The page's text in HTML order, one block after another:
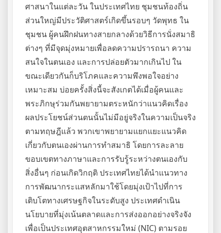
ศาสนาในแต่ละวัน ในประเทศไทย ชุมชนท้องถิ่น
ส่วนใหญ่มีประวัติศาสตร์เกิดขึ้นรอบๆ วัดพุทธ ใน
ชุมชน ผู้คนฝึกฝนทางสายกลางด้วยวิธีการนั่งสมาธิ
ต่างๆ ที่มีจุดมุ่งหมายเพื่อลดความปรารถนา ความ
สนใจในตนเอง และการปล่อยตัวมากเกินไป ใน
ขณะเดียวกันก็บริโภคและความพึงพอใจอย่าง
เหมาะสม บ่อยครั้งสิ่งนี้จะสังเกตได้เมื่อผู้คนและ
พระภิกษุร่วมกันพยายามตระหนักว่าแนวคิดเรื่อง
ผลประโยชน์ส่วนตนนั้นไม่มีอยู่จริงในความเป็นจริง
ตามทฤษฎีแล้ว พวกเขาพยายามแยกแยะแนวคิด
เกี่ยวกับตนเองผ่านการทำสมาธิ โดยการละลาย
ขอบเขตทางภาษาและการรับรู้ระหว่างตนเองกับ
สิ่งอื่นๆ ก่อนเกิดวิกฤติ ประเทศไทยได้นำแนวทาง
การพัฒนากระแสหลักมาใช้โดยมุ่งเป้าไปที่การ
เติบโตทางเศรษฐกิจในระดับสูง ประเทศดำเนิน
นโยบายที่มุ่งเน้นตลาดและการส่งออกอย่างจริงจัง
เพื่อเป็นประเทศอุตสาหกรรมใหม่ (NIC) ตามรอย